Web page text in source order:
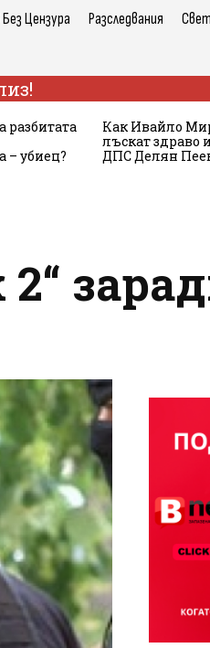
Цензура Разследвания
разбитата
– убиец?
Как Ивайло
лъскат здраво
ДПС Делян